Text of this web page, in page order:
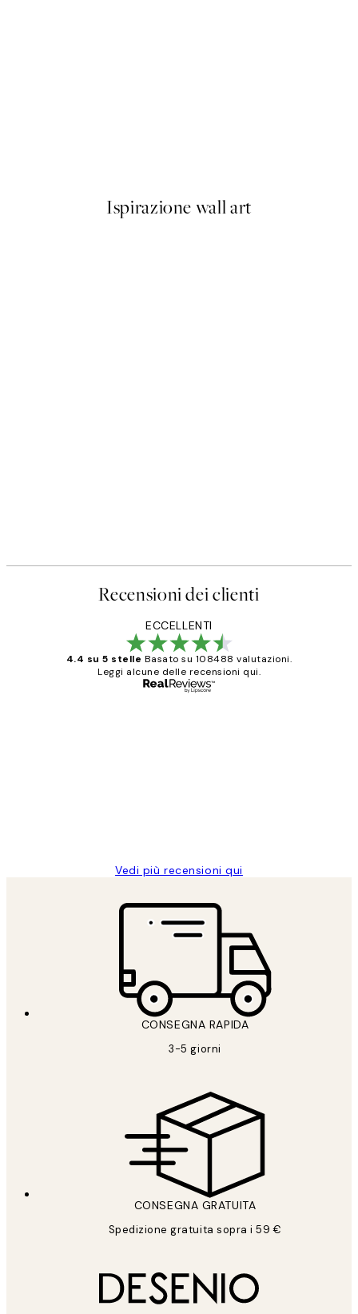
Ispirazione wall art
Recensioni dei clienti
ECCELLENTI
4.4 su 5 stelle Basato su 108488 valutazioni.
Leggi alcune delle recensioni qui.
Vedi più recensioni qui
CONSEGNA RAPIDA
3-5 giorni
CONSEGNA GRATUITA
Spedizione gratuita sopra i 59 €